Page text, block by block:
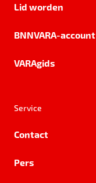
Lid worden
BNNVARA-account
VARAgids
Service
Contact
Pers